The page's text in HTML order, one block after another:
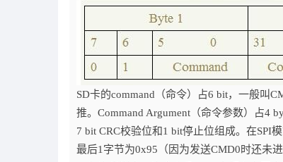
SD卡的command（命令）占6 bit，一般叫
推。Command Argument（命令参数）占4
7 bit CRC校验位和1 bit停止位组成。在SPI
最后1字节为0x95（因为发送CMD0时还未